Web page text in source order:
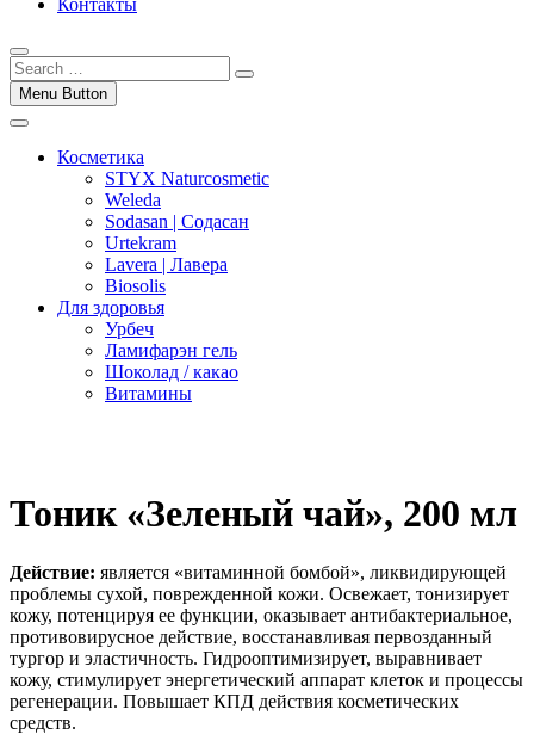
Контакты
Menu Button
Косметика
STYX Naturcosmetic
Weleda
Sodasan | Содасан
Urtekram
Lavera | Лавера
Biosolis
Для здоровья
Урбеч
Ламифарэн гель
Шоколад / какао
Витамины
Тоник «Зеленый чай», 200 мл
Действие: является «витаминной бомбой», ликвидирующей
проблемы сухой, поврежденной кожи. Освежает, тонизирует
кожу, потенцируя ее функции, оказывает антибактериальное,
противовирусное действие, восстанавливая первозданный
тургор и эластичность. Гидрооптимизирует, выравнивает
кожу, стимулирует энергетический аппарат клеток и процессы
регенерации. Повышает КПД действия косметических
средств.